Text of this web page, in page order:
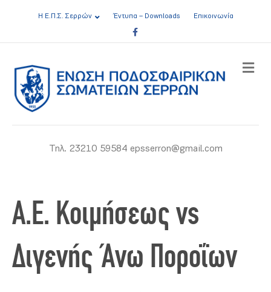
Η Ε.Π.Σ. Σερρών Έντυπα – Downloads
Επικοινωνία
Facebook
Τηλ. 23210 59584 epsserron@gmail.com
Α.Ε. Κοιμήσεως vs
Διγενής Άνω Ποροΐων